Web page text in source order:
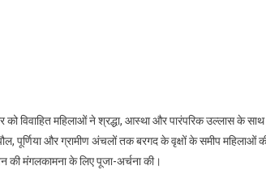
को विवाहित महिलाओं ने श्रद्धा, आस्था और पारंपरिक उल्लास के
पूर्णिया और ग्रामीण अंचलों तक बरगद के वृक्षों के समीप
की मंगलकामना के लिए पूजा-अर्चना की।